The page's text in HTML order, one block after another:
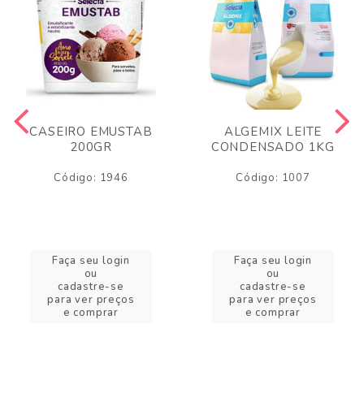
CASEIRO EMUSTAB
200GR
Código: 1946
Faça seu login
ou
cadastre-se
para ver preços
e comprar
ALGEMIX LEITE
CONDENSADO 1KG
Código: 1007
Faça seu login
ou
cadastre-se
para ver preços
e comprar